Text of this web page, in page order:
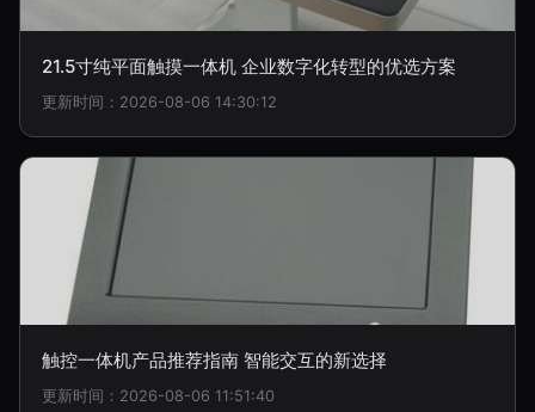
21.5寸纯平面触摸一体机 企业数字化转型的优选方案
更新时间：2026-08-06 14:30:12
触控一体机产品推荐指南 智能交互的新选择
更新时间：2026-08-06 11:51:40